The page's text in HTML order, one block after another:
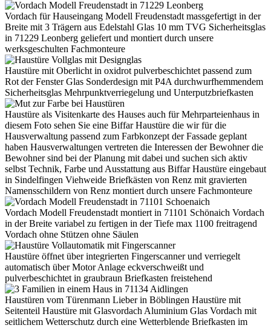
Vordach für Hauseingang Modell Freudenstadt massgefertigt in der
Breite mit 3 Trägern aus Edelstahl Glas 10 mm TVG Sicherheitsglas
in 71229 Leonberg geliefert und montiert durch unsere
werksgeschulten Fachmonteure
Haustüre mit Oberlicht in oxidrot pulverbeschichtet passend zum
Rot der Fenster Glas Sonderdesign mit P4A durchwurfhemmendem
Sicherheitsglas Mehrpunktverriegelung und Unterputzbriefkasten
Haustüre als Visitenkarte des Hauses auch für Mehrparteienhaus in
diesem Foto sehen Sie eine Biffar Haustüre die wir für die
Hausverwaltung passend zum Farbkonzept der Fassade geplant
haben Hausverwaltungen vertreten die Interessen der Bewohner die
Bewohner sind bei der Planung mit dabei und suchen sich aktiv
selbst Technik, Farbe und Ausstattung aus Biffar Haustüre eingebaut
in Sindelfingen Viehweide Briefkästen von Renz mit gravierten
Namensschildern von Renz montiert durch unsere Fachmonteure
Vordach Modell Freudenstadt montiert in 71101 Schönaich Vordach
in der Breite variabel zu fertigen in der Tiefe max 1100 freitragend
Vordach ohne Stützen ohne Säulen
Haustüre öffnet über integrierten Fingerscanner und verriegelt
automatisch über Motor Anlage eckverschweißt und
pulverbeschichtet in graubraun Briefkasten freistehend
Haustüren vom Türenmann Lieber in Böblingen Haustüre mit
Seitenteil Haustüre mit Glasvordach Aluminium Glas Vordach mit
seitlichem Wetterschutz durch eine Wetterblende Briefkasten im